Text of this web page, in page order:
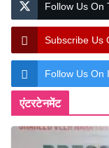
Follow Us On
Subscribe Us
Follow Us On
एंटरटेनमेंट